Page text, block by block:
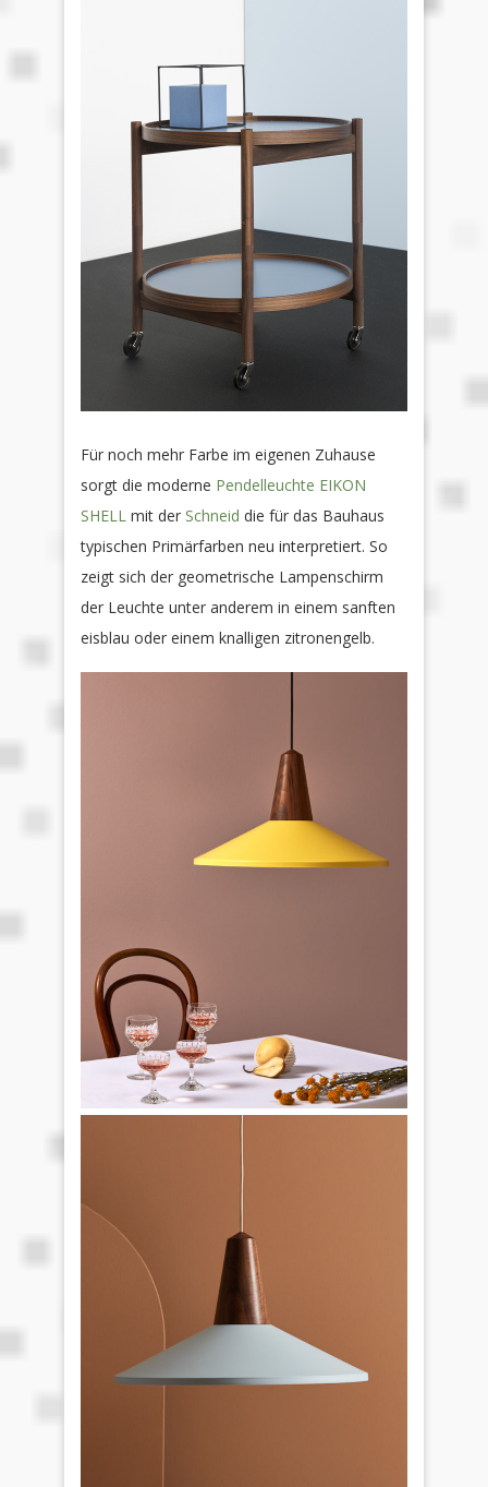
Für noch mehr Farbe im eigenen Zuhause
sorgt die moderne Pendelleuchte EIKON
SHELL mit der Schneid die für das Bauhaus
typischen Primärfarben neu interpretiert. So
zeigt sich der geometrische Lampenschirm
der Leuchte unter anderem in einem sanften
eisblau oder einem knalligen zitronengelb.